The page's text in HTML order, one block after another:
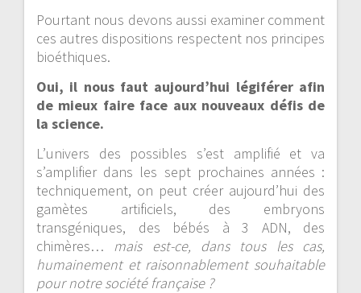
Pourtant nous devons aussi examiner comment
ces autres dispositions respectent nos principes
bioéthiques.
Oui, il nous faut aujourd’hui légiférer afin
de mieux faire face aux nouveaux défis de
la science.
L’univers des possibles s’est amplifié et va
s’amplifier dans les sept prochaines années :
techniquement, on peut créer aujourd’hui des
gamètes artificiels, des embryons
transgéniques, des bébés à 3 ADN, des
chimères… mais est-ce, dans tous les cas,
humainement et raisonnablement souhaitable
pour notre société française ?